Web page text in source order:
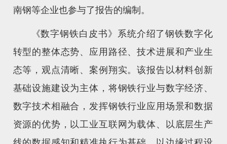
南钢等企业也参与了报告的编制。
《数字钢铁白皮书》系统介绍了钢铁数字化
转型的整体态势、应用路径、技术进展和产业生
态等，观点清晰、案例翔实。该报告以材料创新
基础设施建设为主体，将钢铁行业与数字经济、
数字技术相融合，发挥钢铁行业应用场景和数据
资源的优势，以工业互联网为载体、以底层生产